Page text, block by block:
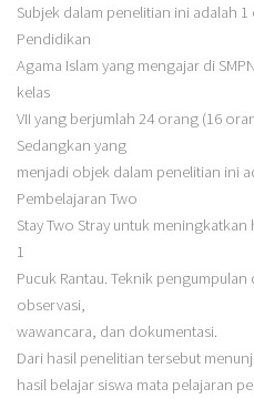
Subjek dalam penelitian ini adalah
Pendidikan
Agama Islam yang mengajar di
kelas
VII yang berjumlah 24 orang (16
Sedangkan yang
menjadi objek dalam penelitian ini
Pembelajaran Two
Stay Two Stray untuk meningkatkan
1
Pucuk Rantau. Teknik
observasi,
wawancara, dan dokumentasi.
Dari hasil penelitian tersebut
hasil belajar siswa mata pelajaran